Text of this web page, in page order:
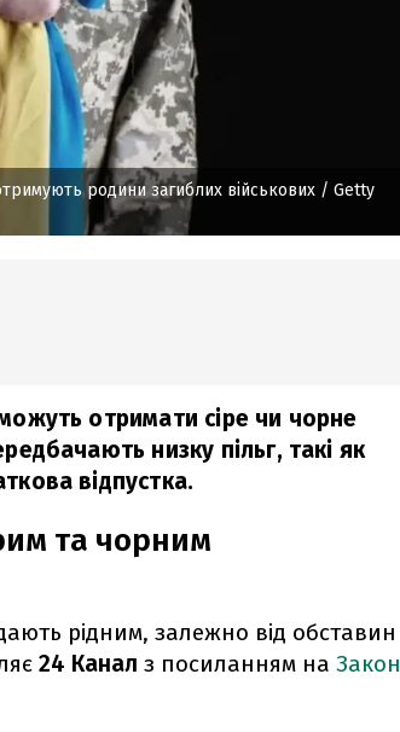
родини загиблих військових / Getty
отримати сіре чи чорне
низку пільг, такі як
відпустка.
та чорним
рідним, залежно від обставин
24 Канал з посиланням на Закон